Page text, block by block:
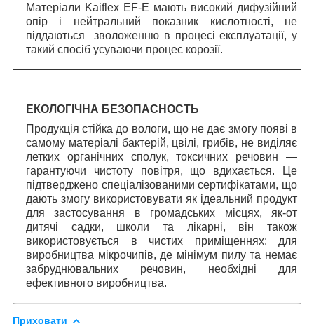
Матеріали Kaiflex EF-E мають високий дифузійний
опір і нейтральний показник кислотності, не
піддаються зволоженню в процесі експлуатації, у
такий спосіб усуваючи процес корозії.
ЕКОЛОГІЧНА БЕЗОПАСНОСТЬ
Продукція стійка до вологи, що не дає змогу появі в
самому матеріалі бактерій, цвілі, грибів, не виділяє
летких органічних сполук, токсичних речовин —
гарантуючи чистоту повітря, що вдихається. Це
підтверджено спеціалізованими сертифікатами, що
дають змогу використовувати як ідеальний продукт
для застосування в громадських місцях, як-от
дитячі садки, школи та лікарні, він також
використовується в чистих приміщеннях: для
виробництва мікрочипів, де мінімум пилу та немає
забруднювальних речовин, необхідні для
ефективного виробництва.
Приховати